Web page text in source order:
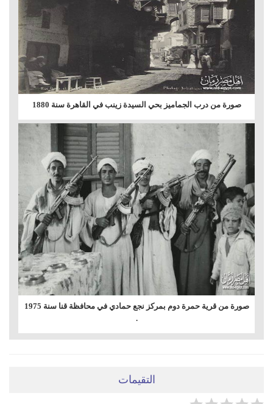
صورة من درب الجماميز بحي السيدة زينب في القاهرة سنة 1880
صورة من قرية حمرة دوم بمركز نجع حمادي في محافظة قنا سنة 1975
.
التقيمات